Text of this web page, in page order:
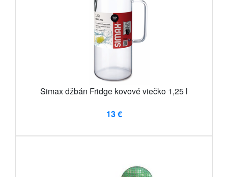
Simax džbán Fridge kovové viečko 1,25 l
13 €